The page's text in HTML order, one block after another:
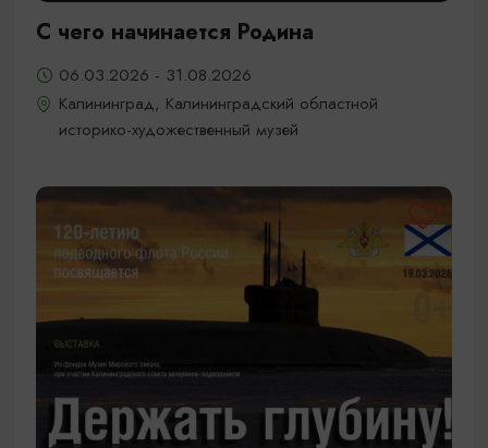
С чего начинается Родина
06.03.2026 - 31.08.2026
Калининград, Калининградский областной
историко-художественный музей